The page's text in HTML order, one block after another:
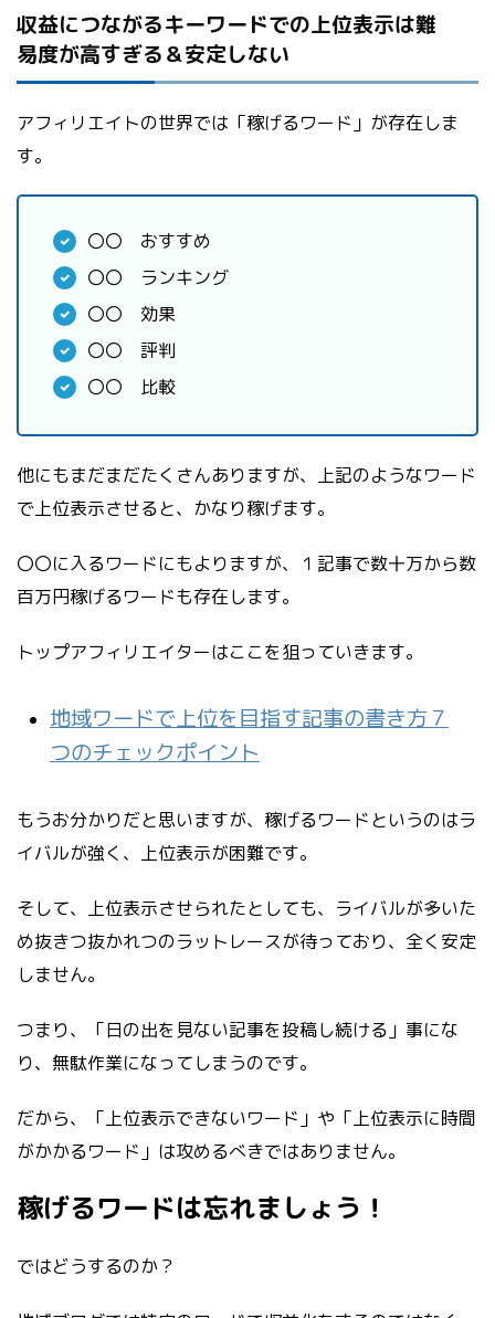
収益につながるキーワードでの上位表示は難
易度が高すぎる＆安定しない
アフィリエイトの世界では「稼げるワード」が存在しま
す。
〇〇 おすすめ
〇〇 ランキング
〇〇 効果
〇〇 評判
〇〇 比較
他にもまだまだたくさんありますが、上記のようなワード
で上位表示させると、かなり稼げます。
〇〇に入るワードにもよりますが、１記事で数十万から数
百万円稼げるワードも存在します。
トップアフィリエイターはここを狙っていきます。
地域ワードで上位を目指す記事の書き方７
つのチェックポイント
もうお分かりだと思いますが、稼げるワードというのはラ
イバルが強く、上位表示が困難です。
そして、上位表示させられたとしても、ライバルが多いた
め抜きつ抜かれつのラットレースが待っており、全く安定
しません。
つまり、「日の出を見ない記事を投稿し続ける」事にな
り、無駄作業になってしまうのです。
だから、「上位表示できないワード」や「上位表示に時間
がかかるワード」は攻めるべきではありません。
稼げるワードは忘れましょう！
ではどうするのか？